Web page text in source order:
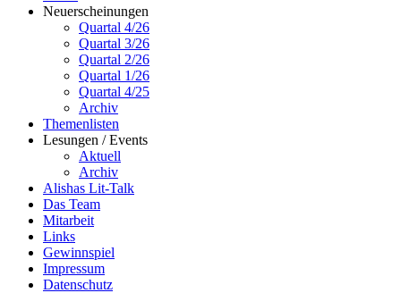
Neuerscheinungen
Quartal 4/26
Quartal 3/26
Quartal 2/26
Quartal 1/26
Quartal 4/25
Archiv
Themenlisten
Lesungen / Events
Aktuell
Archiv
Alishas Lit-Talk
Das Team
Mitarbeit
Links
Gewinnspiel
Impressum
Datenschutz